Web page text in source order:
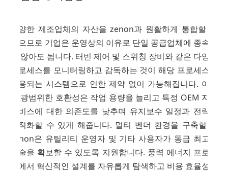
다양한 제조업체의 자산을 zenon과 원활하게 통합할 수
있으므로 기업은 운영상의 이유로 단일 공급업체에 종속되
지 않아도 됩니다. 터빈 제어 및 스위칭 장비와 같은 다양한
프로세스를 모니터링하고 감독하는 것이 해당 프로세스에
사용되는 시스템으로 인한 제약 없이 가능해집니다. 이러
한 광범위한 호환성은 작업 용량을 늘리고 특정 OEM 지원
서비스에 대한 의존도를 낮추며 유지보수 일정과 전략을
최적화할 수 있게 해줍니다. 멀티 벤더 환경을 구축할 때
zenon은 유틸리티 운영자 및 기타 사용자가 동급 최고의
기술을 확보할 수 있도록 지원합니다. 풍력 에너지 프로젝
트에서 혁신적인 설계를 자유롭게 탐색하고 비용 효율성을